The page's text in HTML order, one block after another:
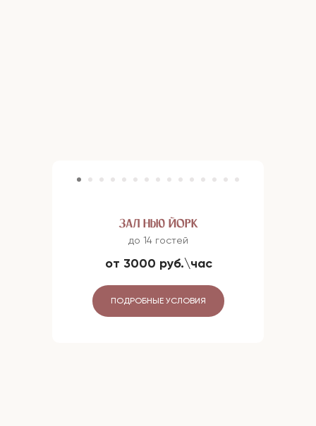
ПОДРОБНЫЕ УСЛОВИЯ
до 14 гостей
ЗАЛ НЬЮ ЙОРК
от 3000 руб.\час